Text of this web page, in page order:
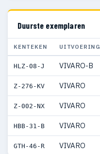
Duurste exemplaren
KENTEKEN UITVOERING
HLZ-08-J VIVARO-B
Z-276-KV VIVARO
Z-002-NX VIVARO
HBB-31-B VIVARO
GTH-46-R VIVARO